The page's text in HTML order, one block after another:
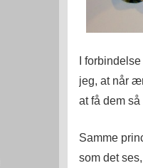
I
jeg, at når
at få dem
Samme
som det